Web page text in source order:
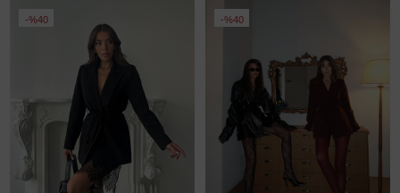
%40 %40